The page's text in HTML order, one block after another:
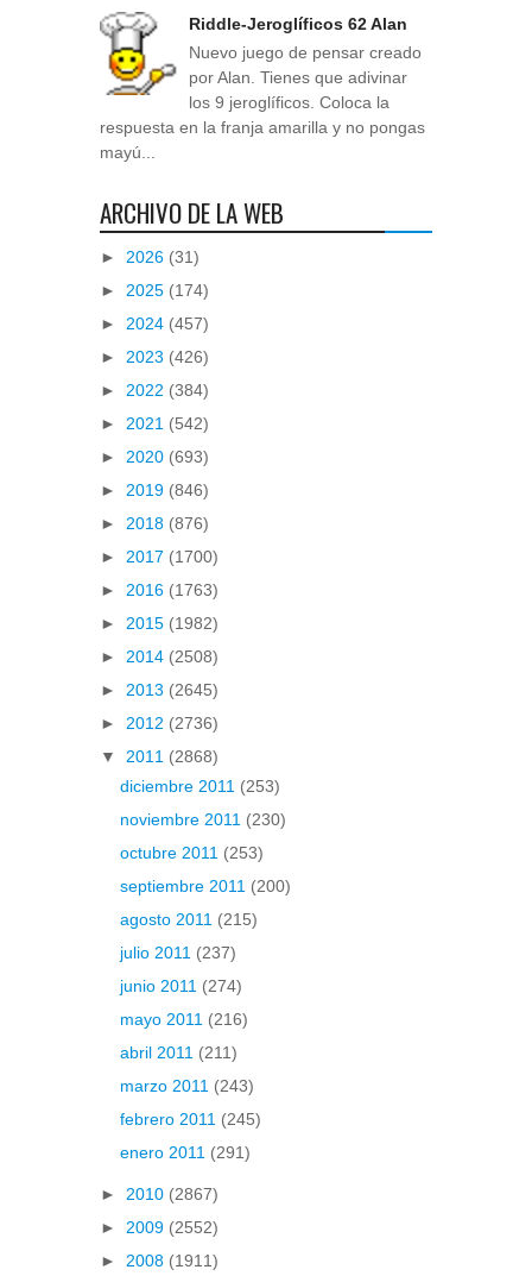
Riddle-Jeroglíficos 62 Alan
Nuevo juego de pensar creado
por Alan. Tienes que adivinar
los 9 jeroglíficos. Coloca la
respuesta en la franja amarilla y no pongas
mayú...
ARCHIVO DE LA WEB
► 2026 (31)
► 2025 (174)
► 2024 (457)
► 2023 (426)
► 2022 (384)
► 2021 (542)
► 2020 (693)
► 2019 (846)
► 2018 (876)
► 2017 (1700)
► 2016 (1763)
► 2015 (1982)
► 2014 (2508)
► 2013 (2645)
► 2012 (2736)
▼ 2011 (2868)
diciembre 2011 (253)
noviembre 2011 (230)
octubre 2011 (253)
septiembre 2011 (200)
agosto 2011 (215)
julio 2011 (237)
junio 2011 (274)
mayo 2011 (216)
abril 2011 (211)
marzo 2011 (243)
febrero 2011 (245)
enero 2011 (291)
► 2010 (2867)
► 2009 (2552)
► 2008 (1911)